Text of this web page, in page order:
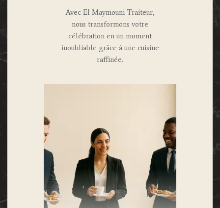
Avec El Maymouni Traiteur,
nous transformons votre
célébration en un moment
inoubliable grâce à une cuisine
raffinée.